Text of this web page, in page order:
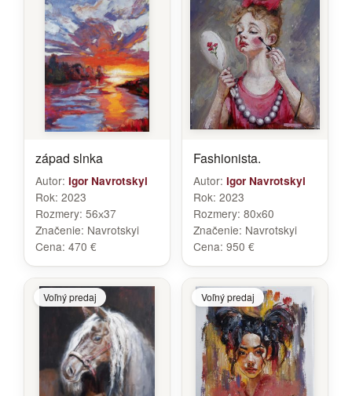
západ slnka
Autor: Igor Navrotskyi
Rok: 2023
Rozmery: 56х37
Značenie: Navrotskyi
Cena: 470 €
Fashionista.
Autor: Igor Navrotskyi
Rok: 2023
Rozmery: 80х60
Značenie: Navrotskyi
Cena: 950 €
Voľný predaj Voľný predaj